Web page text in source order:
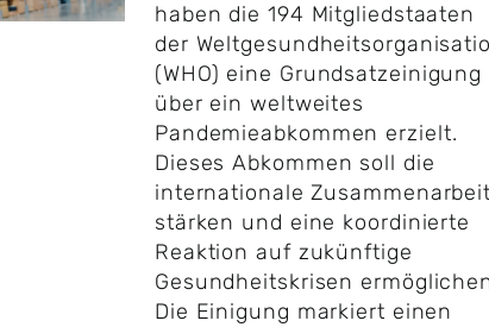
haben die 194 Mitgliedstaaten
der
(WHO) eine Grundsatzeinigung
über ein weltweites
Pandemieabkommen erzielt.
Dieses Abkommen soll die
internationale Zusammenarbeit
stärken und eine koordinierte
Reaktion auf zukünftige
Gesundheitskrisen
Die Einigung markiert einen